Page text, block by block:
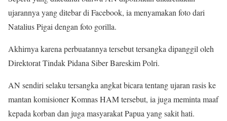
ujarannya yang ditebar di Facebook, ia menyamakan foto dari
Natalius Pigai dengan foto gorilla.
Akhirnya karena perbuatannya tersebut tersangka dipanggil oleh
Direktorat Tindak Pidana Siber Bareskim Polri.
AN sendiri selaku tersangka angkat bicara tentang ujaran rasis ke
mantan komisioner Komnas HAM tersebut, ia juga meminta maaf
kepada korban dan juga masyarakat Papua yang sakit hati.